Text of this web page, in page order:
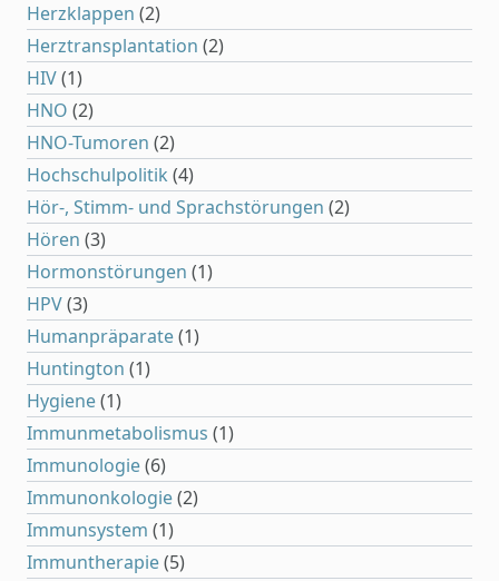
Herzklappen (2)
Herztransplantation (2)
HIV(1)
HNO (2)
HNO-Tumoren (2)
Hochschulpolitik (4)
Hör-, Stimm- und Sprachstörungen (2)
Hören (3)
Hormonstörungen (1)
HPV(3)
Humanpräparate(1)
Huntington (1)
Hygiene(1)
Immunmetabolismus (1)
Immunologie(6)
Immunonkologie(2)
Immunsystem (1)
Immuntherapie(5)